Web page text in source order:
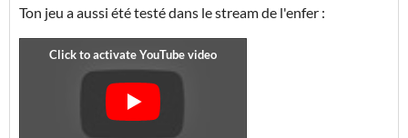
Ton jeu a aussi été testé dans le stream de l'enfer :